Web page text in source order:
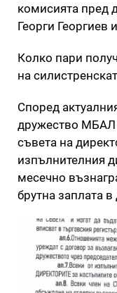
комисията пред
Георги Георгиев
Колко пари
на
Според
дружество МБАЛ
съвета на
изпълнителния
месечно
брутна заплата